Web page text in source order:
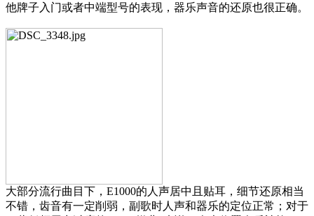
他牌子入门或者中端型号的表现，器乐声音的还原也很正确。
大部分流行曲目下，E1000的人声居中且贴耳，细节还原相当
不错，齿音有一定削弱，副歌时人声和器乐的定位正常；对于